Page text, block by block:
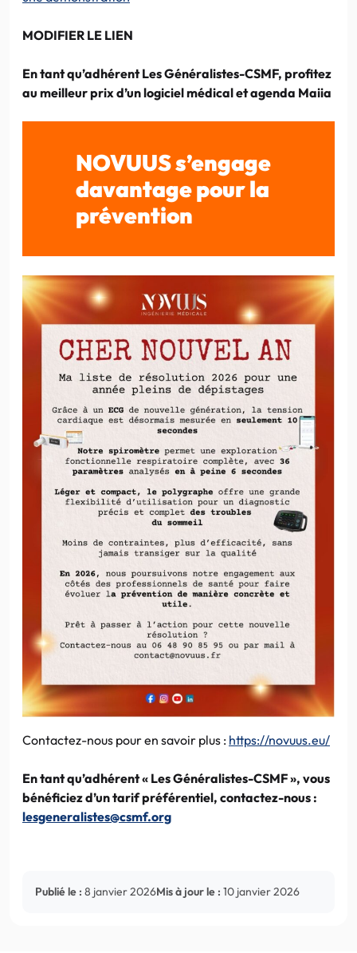
MODIFIER LE LIEN
En tant qu’adhérent Les Généralistes-CSMF, profitez
au meilleurprix d’un logiciel médical et agenda Maiia
NOVUUS s’engage
davantage pour la
prévention
Contactez-nous pour en savoir plus : https://novuus.eu/
En tant qu’adhérent « Les Généralistes-CSMF », vous
bénéficiez d’un tarif préférentiel, contactez-nous :
lesgeneralistes@csmf.org
Publié le : 8 janvier 2026Mis à jour le : 10 janvier 2026